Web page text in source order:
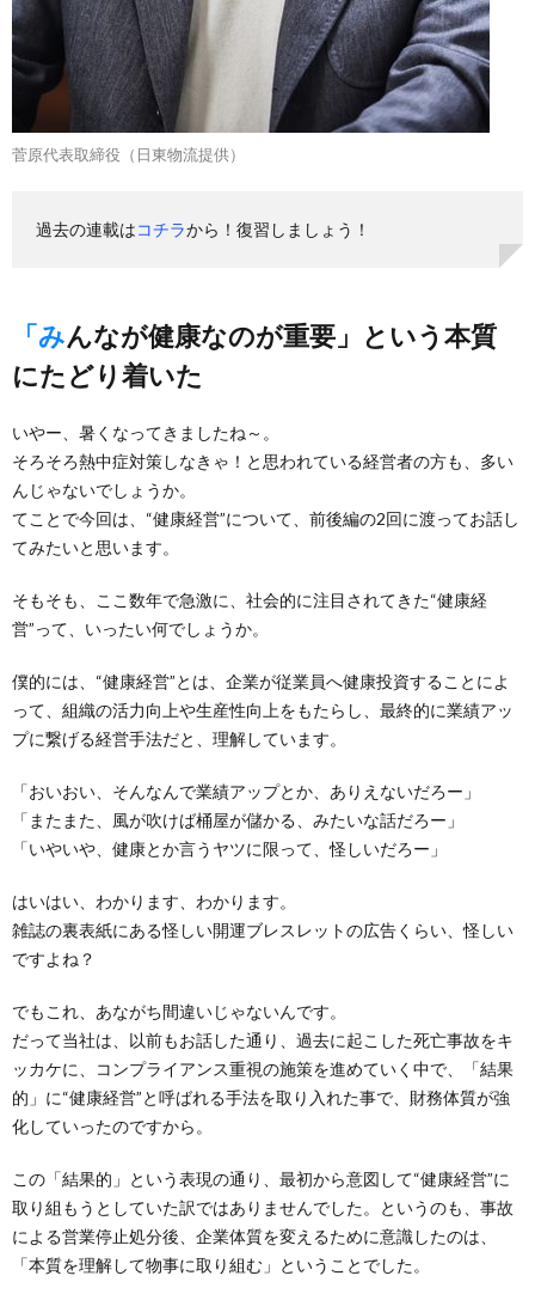
菅原代表取締役（日東物流提供）
過去の連載はコチラから！復習しましょう！
「みんなが健康なのが重要」という本質
にたどり着いた
いやー、暑くなってきましたね～。
そろそろ熱中症対策しなきゃ！と思われている経営者の方も、多い
んじゃないでしょうか。
てことで今回は、“健康経営”について、前後編の2回に渡ってお話し
てみたいと思います。
そもそも、ここ数年で急激に、社会的に注目されてきた“健康経
営”って、いったい何でしょうか。
僕的には、“健康経営”とは、企業が従業員へ健康投資することによ
って、組織の活力向上や生産性向上をもたらし、最終的に業績アッ
プに繋げる経営手法だと、理解しています。
「おいおい、そんなんで業績アップとか、ありえないだろー」
「またまた、風が吹けば桶屋が儲かる、みたいな話だろー」
「いやいや、健康とか言うヤツに限って、怪しいだろー」
はいはい、わかります、わかります。
雑誌の裏表紙にある怪しい開運ブレスレットの広告くらい、怪しい
ですよね？
でもこれ、あながち間違いじゃないんです。
だって当社は、以前もお話した通り、過去に起こした死亡事故をキ
ッカケに、コンプライアンス重視の施策を進めていく中で、「結果
的」に“健康経営”と呼ばれる手法を取り入れた事で、財務体質が強
化していったのですから。
この「結果的」という表現の通り、最初から意図して“健康経営”に
取り組もうとしていた訳ではありませんでした。というのも、事故
による営業停止処分後、企業体質を変えるために意識したのは、
「本質を理解して物事に取り組む」ということでした。